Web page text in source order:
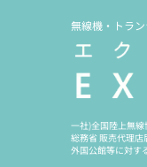
無線機・トラ
一社)全国陸上無
総務省 販売代理
外国公館等に対す